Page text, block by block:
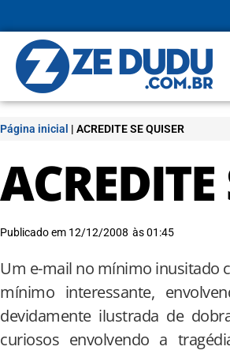
Página inicial | ACREDITE SE QUISER
ACREDITE
Publicado em 12/12/2008 às01:45
Um e-mail no mínimo inusitado
mínimo interessante,
devidamente ilustrada de
curiosos envolvendo a